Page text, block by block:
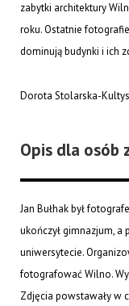
zabytki architektury
roku. Ostatnie
dominują budynki i ich
Dorota Stolarska-Kultys
Opis dla osób
Jan Bułhak był
ukończył gimnazjum, a
uniwersytecie.
fotografować Wilno.
Zdjęcia powstawały w